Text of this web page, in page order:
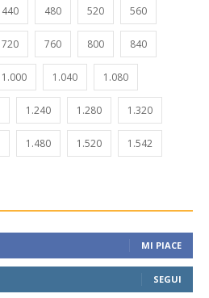
440 480 520 560
720 760 800 840
1.000 1.040 1.080
1.240 1.280 1.320
1.480 1.520 1.542
MI PIACE
SEGUI